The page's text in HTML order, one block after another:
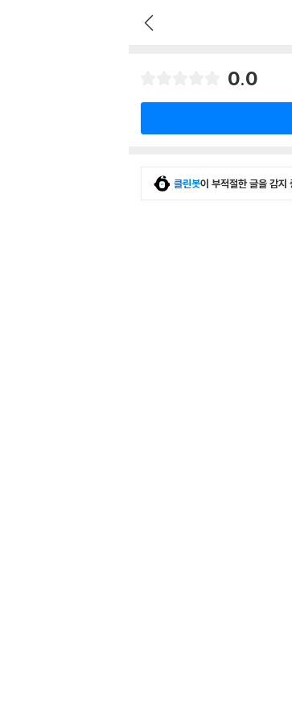
0.0
클린봇이 부적절한 글을 감지